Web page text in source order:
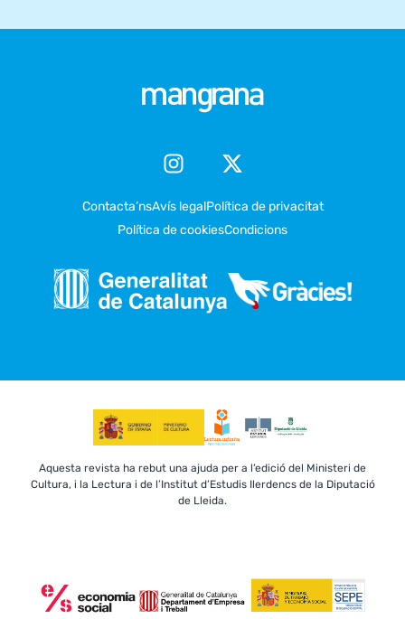
Contacta’nsAvís legalPolítica de privacitat
Política de cookiesCondicions
Aquesta revista ha rebut una ajuda per a l’edició del Ministeri de
Cultura, i la Lectura i de l’Institut d’Estudis Ilerdencs de la Diputació
de Lleida.